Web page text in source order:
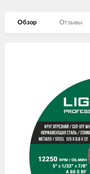
Обзор Отзывы